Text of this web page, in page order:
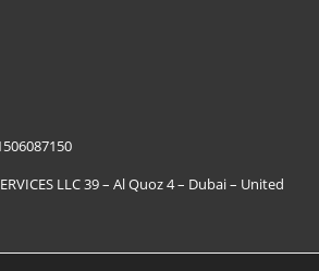
LLC 39 – Al Quoz 4 – Dubai – United